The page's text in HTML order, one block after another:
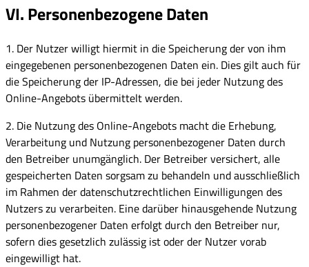
VI. Personenbezogene Daten
1. Der Nutzer willigt hiermit in die Speicherung der von ihm
eingegebenen personenbezogenen Daten ein. Dies gilt auch für
die Speicherung der IP-Adressen, die bei jeder Nutzung des
Online-Angebots übermittelt werden.
2. Die Nutzung des Online-Angebots macht die Erhebung,
Verarbeitung und Nutzung personenbezogener Daten durch
den Betreiber unumgänglich. Der Betreiber versichert, alle
gespeicherten Daten sorgsam zu behandeln und ausschließlich
im Rahmen der datenschutzrechtlichen Einwilligungen des
Nutzers zu verarbeiten. Eine darüber hinausgehende Nutzung
personenbezogener Daten erfolgt durch den Betreiber nur,
sofern dies gesetzlich zulässig ist oder der Nutzer vorab
eingewilligt hat.